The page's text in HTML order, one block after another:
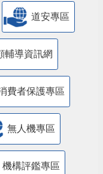
道安專區
輔導資訊網
費者保護專區
無人機專區
機構評鑑專區